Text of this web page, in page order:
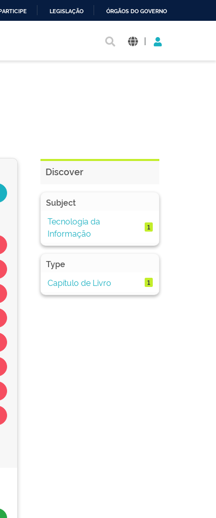
LEGISLAÇÃO ÓRGÃOS DO GOVERNO
|
Discover
Subject
Tecnologia da
Informação
1
Type
Capítulo de Livro
1